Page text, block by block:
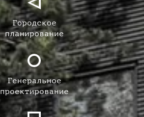
Городское
планирование
Генеральное
проектирование